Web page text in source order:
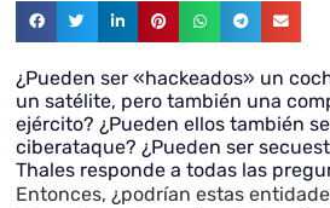
¿Pueden ser «hackeados» un
un satélite, pero también una
ejército? ¿Pueden ellos también
ciberataque? ¿Pueden ser
Thales responde a todas las
Entonces, ¿podrían estas